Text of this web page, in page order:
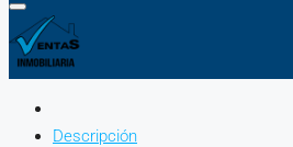
Descripción